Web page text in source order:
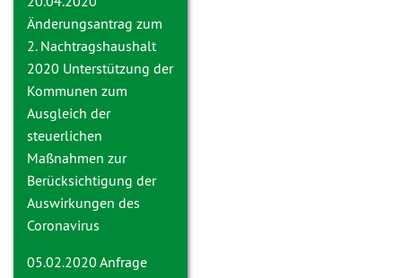
Änderungsantrag zum
2. Nachtragshaushalt
2020 Unterstützung der
Kommunen zum
Ausgleich der
steuerlichen
Maßnahmen zur
Berücksichtigung der
Auswirkungen des
Coronavirus
05.02.2020 Anfrage